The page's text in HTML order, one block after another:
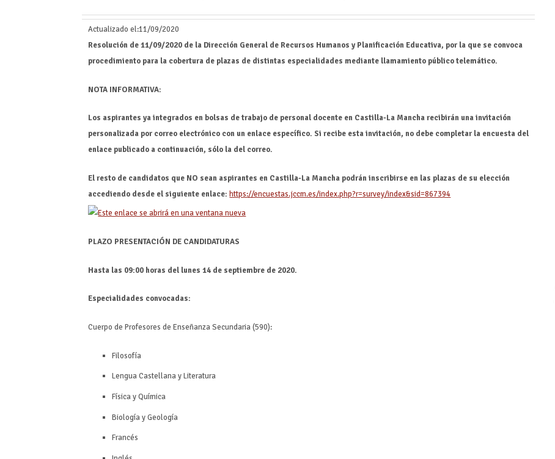
Actualizado el:11/09/2020
Resolución de 11/09/2020 de la Dirección General de Recursos Humanos y Planificación Educativa, por la que se convoca
procedimiento para la cobertura de plazas de distintas especialidades mediante llamamiento público telemático.
NOTA INFORMATIVA:
Los aspirantes ya integrados en bolsas de trabajo de personal docente en Castilla-La Mancha recibirán una invitación
personalizada por correo electrónico con un enlace específico. Si recibe esta invitación, no debe completar la encuesta del
enlace publicado a continuación, sólo la del correo.
El resto de candidatos que NO sean aspirantes en Castilla-La Mancha podrán inscribirse en las plazas de su elección
accediendo desde el siguiente enlace: https://encuestas.jccm.es/index.php?r=survey/index&sid=867394
PLAZO PRESENTACIÓN DE CANDIDATURAS
Hasta las 09:00 horas del lunes 14 de septiembre de 2020.
Especialidades convocadas:
Cuerpo de Profesores de Enseñanza Secundaria (590):
Filosofía
Lengua Castellana y Literatura
Física y Química
Biología y Geología
Francés